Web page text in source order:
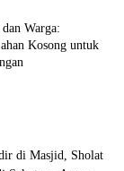
Warga:
Kosong untuk